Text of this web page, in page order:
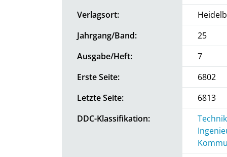
Verlagsort:
Jahrgang/Band:
25
Ausgabe/Heft:
7
Erste Seite:
6802
Letzte Seite:
6813
DDC-Klassifikation: